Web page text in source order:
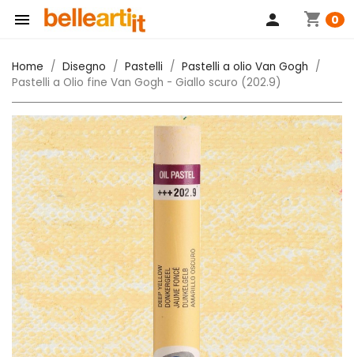
 shopping_cart 0
person
Home Disegno Pastelli
Pastelli a olio Van Gogh
Pastelli a Olio fine Van Gogh - Giallo scuro (202.9)